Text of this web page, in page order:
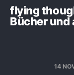
flying
Bücher und
14